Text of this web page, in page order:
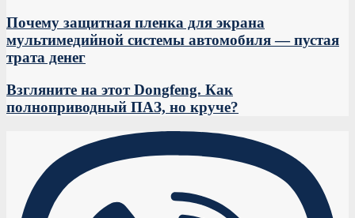
Почему защитная пленка для экрана
мультимедийной системы автомобиля — пустая
трата денег
Взгляните на этот Dongfeng. Как
полноприводный ПАЗ, но круче?